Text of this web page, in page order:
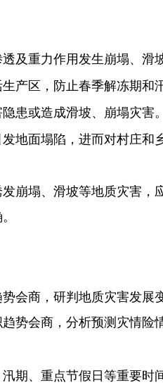
及重力作用发生崩塌、滑坡
产区，防止春季解冻期和
患或造成滑坡、崩塌灾害。
地面塌陷，进而对村庄
崩塌、滑坡等地质灾害
会商 ， 研判地质灾害发展
趋势会商 ， 分析预测灾情险
期、重点节假日等重要